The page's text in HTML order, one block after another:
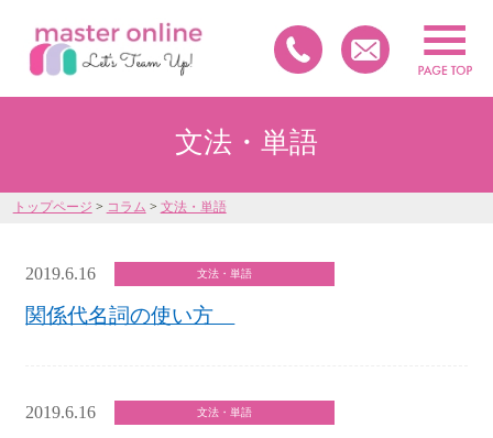
文法・単語
トップページ > コラム > 文法・単語
2019.6.16 文法・単語
関係代名詞の使い方
2019.6.16 文法・単語